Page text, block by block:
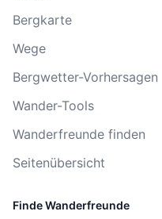
Bergkarte
Wege
Bergwetter-Vorhersagen
Wander-Tools
Wanderfreunde finden
Seitenübersicht
Finde Wanderfreunde